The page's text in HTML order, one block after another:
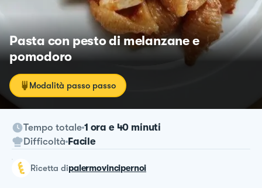
Pasta con pesto di melanzane e
pomodoro
Modalità passo passo
Tempo totale 1 ora e 40 minuti
Difficoltà Facile
ricetta dipalermovincipernoi